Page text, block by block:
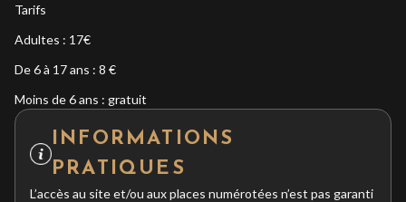
Tarifs
Adultes : 17€
De 6 à 17 ans : 8 €
Moins de 6 ans : gratuit
INFORMATIONS
PRATIQUES
L’accès au site et/ou aux places numérotées n’est pas garanti